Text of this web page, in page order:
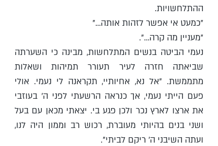
ההתלחשויות.
"כמעט אי אפשר לזהות אותה…"
"מעניין מה קרה…".
נעמי הביטה בנשים המתלחשות, מבינה כי השערתה
שביאתה חזרה לעיר תעורר תמיהות ושאלות
מתממשת. "אל נא, אחיותיי, תקראנה לי נעמי. אולי
פעם הייתי נעמי, אך כנראה הרשעתי לפני ה' בעוזבי
את ארצו לארץ נכר ולכן פגע בי. יצאתי מכאן עם בעל
ושני בנים בהיותי מעוברת, רכוש רב וממון היה לנו,
ועתה השיבני ה' ריקם לביתי".